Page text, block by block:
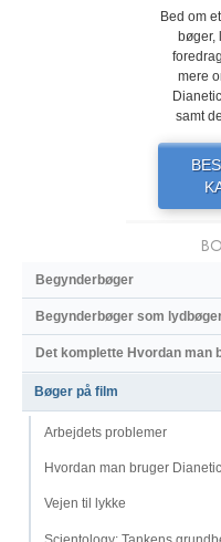
Bed om
bøger,
mere
samt
Begynderbøger
Begynderbøger som
Det komplette Hvordan
Bøger på film
Arbejdets problemer
Hvordan man bruger
Vejen til lykke